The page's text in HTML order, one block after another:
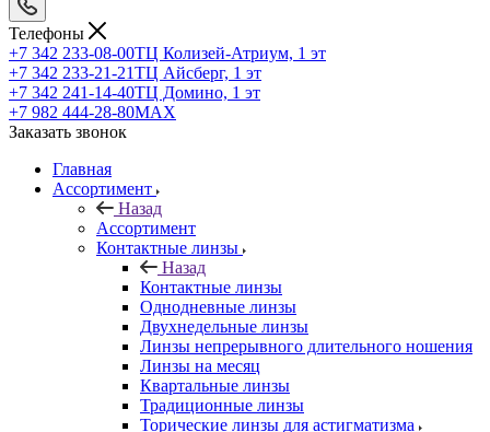
Телефоны
+7 342 233-08-00ТЦ Колизей-Атриум, 1 эт
+7 342 233-21-21ТЦ Айсберг, 1 эт
+7 342 241-14-40ТЦ Домино, 1 эт
+7 982 444-28-80MAX
Заказать звонок
Главная
Ассортимент
Назад
Ассортимент
Контактные линзы
Назад
Контактные линзы
Однодневные линзы
Двухнедельные линзы
Линзы непрерывного длительного ношения
Линзы на месяц
Квартальные линзы
Традиционные линзы
Торические линзы для астигматизма